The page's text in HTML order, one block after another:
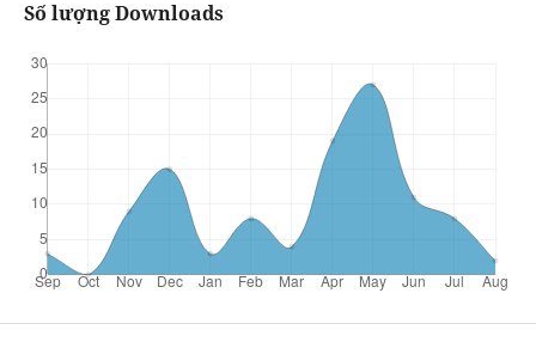
Số lượng Downloads